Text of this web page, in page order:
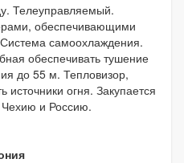
Телеуправляемый.
обеспечивающими
самоохлаждения.
обеспечивать тушение
до 55 м. Тепловизор,
огня. Закупается
и Россию.